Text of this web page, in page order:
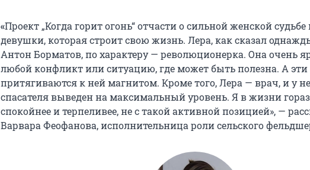
«Проект „Когда горит огонь“ отчасти о сильной женской
девушки, которая строит свою жизнь. Лера, как сказал
Антон Борматов, по характеру — революционерка. Она очень
любой конфликт или ситуацию, где может быть полезна. А
притягиваются к ней магнитом. Кроме того, Лера — врач, и у
спасателя выведен на максимальный уровень. Я в жизни
спокойнее и терпеливее, не с такой активной позицией», —
Варвара Феофанова, исполнительница роли сельского